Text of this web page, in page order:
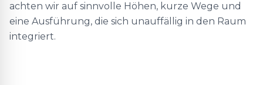
achten wir auf sinnvolle Höhen, kurze Wege und
eine Ausführung, die sich unauffällig in den Raum
integriert.